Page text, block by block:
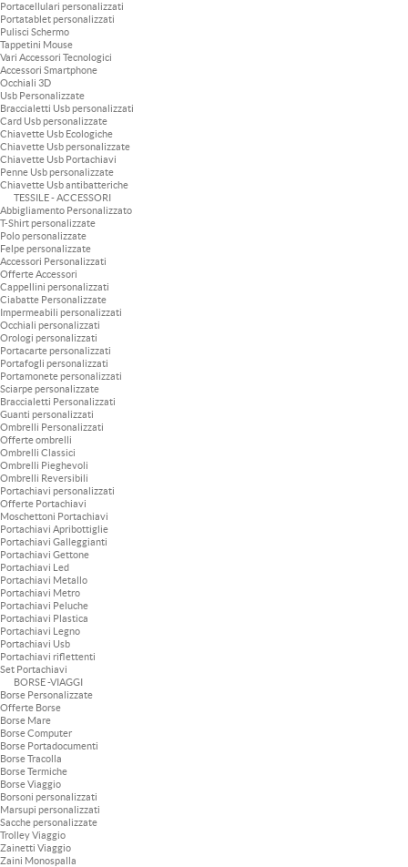
Portacellulari personalizzati
Portatablet personalizzati
Pulisci Schermo
Tappetini Mouse
Vari Accessori Tecnologici
Accessori Smartphone
Occhiali 3D
Usb Personalizzate
Braccialetti Usb personalizzati
Card Usb personalizzate
Chiavette Usb Ecologiche
Chiavette Usb personalizzate
Chiavette Usb Portachiavi
Penne Usb personalizzate
Chiavette Usb antibatteriche
TESSILE - ACCESSORI
Abbigliamento Personalizzato
T-Shirt personalizzate
Polo personalizzate
Felpe personalizzate
Accessori Personalizzati
Offerte Accessori
Cappellini personalizzati
Ciabatte Personalizzate
Impermeabili personalizzati
Occhiali personalizzati
Orologi personalizzati
Portacarte personalizzati
Portafogli personalizzati
Portamonete personalizzati
Sciarpe personalizzate
Braccialetti Personalizzati
Guanti personalizzati
Ombrelli Personalizzati
Offerte ombrelli
Ombrelli Classici
Ombrelli Pieghevoli
Ombrelli Reversibili
Portachiavi personalizzati
Offerte Portachiavi
Moschettoni Portachiavi
Portachiavi Apribottiglie
Portachiavi Galleggianti
Portachiavi Gettone
Portachiavi Led
Portachiavi Metallo
Portachiavi Metro
Portachiavi Peluche
Portachiavi Plastica
Portachiavi Legno
Portachiavi Usb
Portachiavi riflettenti
Set Portachiavi
BORSE -VIAGGI
Borse Personalizzate
Offerte Borse
Borse Mare
Borse Computer
Borse Portadocumenti
Borse Tracolla
Borse Termiche
Borse Viaggio
Borsoni personalizzati
Marsupi personalizzati
Sacche personalizzate
Trolley Viaggio
Zainetti Viaggio
Zaini Monospalla